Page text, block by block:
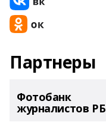
Партнеры
Фотобанк
журналистов РБ